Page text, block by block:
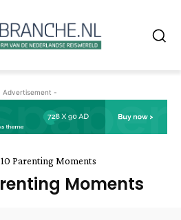
Advertisement -
Parenting Moments
Moments